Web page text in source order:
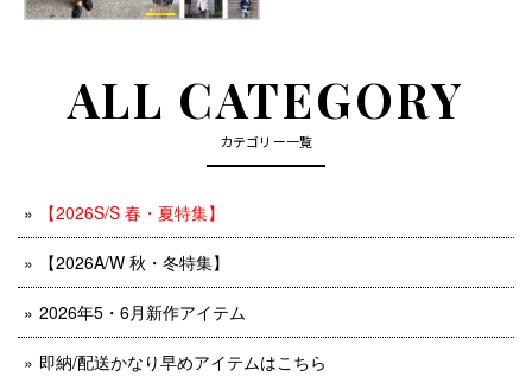
ALL CATEGORY
カテゴリー一覧
【2026S/S 春・夏特集】
【2026A/W 秋・冬特集】
2026年5・6月新作アイテム
即納/配送かなり早めアイテムはこちら